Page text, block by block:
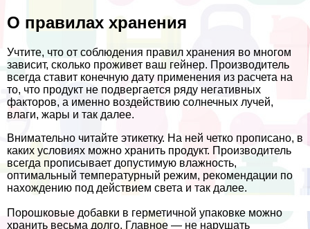
О правилах хранения
Учтите, что от соблюдения правил хранения во многом
зависит, сколько проживет ваш гeйнер. Производитель
всегда ставит конечную дату применения из расчета на
то, что продукт не подвергается ряду негативных
факторов, а именно воздействию солнечных лучей,
влаги, жары и так далее.
Внимательно читайте этикетку. На ней четко прописано, в
каких условиях можно хранить продукт. Производитель
всегда прописывает допустимую влажность,
оптимальный температурный режим, рекомендации по
нахождению под действием света и так далее.
Порошковые добавки в герметичной упаковке можно
хранить весьма долго. Главное — не нарушать